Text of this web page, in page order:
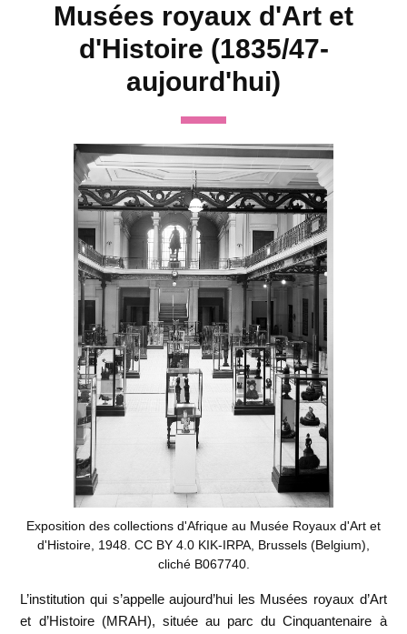
Musées royaux d'Art et
d'Histoire (1835/47-
aujourd'hui)
Exposition des collections d'Afrique au Musée Royaux d'Art et
d'Histoire, 1948. CC BY 4.0 KIK-IRPA, Brussels (Belgium),
cliché B067740.
L’institution qui s’appelle aujourd’hui les Musées royaux d’Art
et d’Histoire (MRAH), située au parc du Cinquantenaire à